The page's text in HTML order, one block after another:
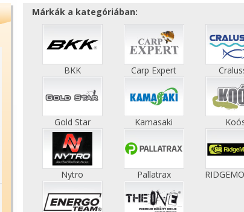
Márkák a kategóriában:
BKK Carp Expert
Gold Star Kamasaki
Nytro Pallatrax